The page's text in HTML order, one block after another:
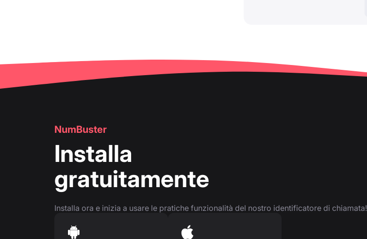
NumBuster
Installa
gratuitamente
Installa ora e inizia a usare le pratiche funzionalità del nostro identificatore di chiamata!